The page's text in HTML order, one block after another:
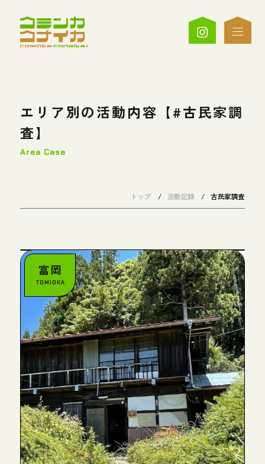
エリア別の活動内容【#古民家調
査】
Area Case
トップ 活動記録 古民家調査
富岡
TOMIOKA